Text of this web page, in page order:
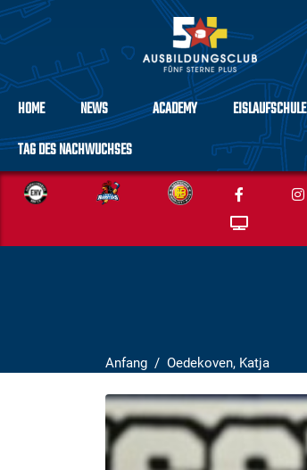
HOME NEWS ACADEMY EISLAUFSCHULE
TAG DES NACHWUCHSES
Anfang Oedekoven, Katja